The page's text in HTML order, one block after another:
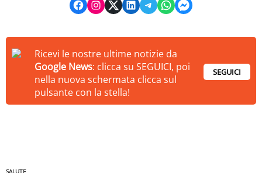
Ricevi le nostre ultime notizie da
Google News: clicca su SEGUICI, poi
nella nuova schermata clicca sul
pulsante con la stella!
SEGUICI